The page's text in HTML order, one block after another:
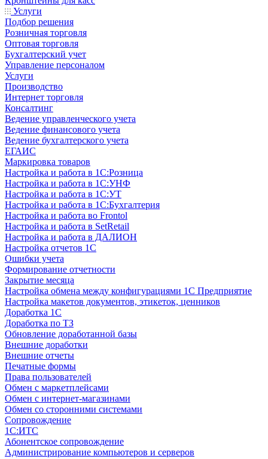
Услуги
Подбор решения
Розничная торговля
Оптовая торговля
Бухгалтерский учет
Управление персоналом
Услуги
Производство
Интернет торговля
Консалтинг
Ведение управленческого учета
Ведение финансового учета
Ведение бухгалтерского учета
ЕГАИС
Маркировка товаров
Настройка и работа в 1С:Розница
Настройка и работа в 1С:УНФ
Настройка и работа в 1С:УТ
Настройка и работа в 1С:Бухгалтерия
Настройка и работа во Frontol
Настройка и работа в SetRetail
Настройка и работа в ДАЛИОН
Настройка отчетов 1С
Ошибки учета
Формирование отчетности
Закрытие месяца
Настройка обмена между конфигурациями 1С Предприятие
Настройка макетов документов, этикеток, ценников
Доработка 1С
Доработка по ТЗ
Обновление доработанной базы
Внешние доработки
Внешние отчеты
Печатные формы
Права пользователей
Обмен с маркетплейсами
Обмен с интернет-магазинами
Обмен со сторонними системами
Сопровождение
1C:ИТС
Абонентское сопровождение
Администрирование компьютеров и серверов